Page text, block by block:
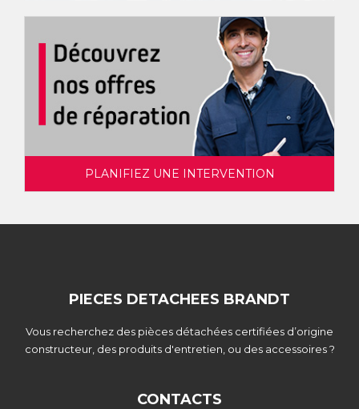
PLANIFIEZ UNE INTERVENTION
PIECES DETACHEES BRANDT
Vous recherchez des pièces détachées certifiées d’origine
constructeur, des produits d'entretien, ou des accessoires ?
CONTACTS